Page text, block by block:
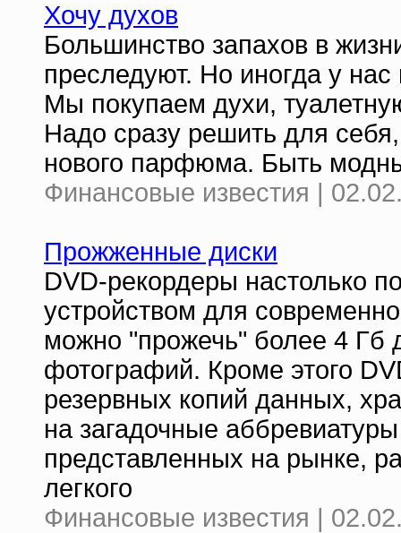
Хочу духов
Большинство запахов в
преследуют. Но иногда у нас
Мы покупаем духи,
Надо сразу решить для
нового парфюма. Быть
Финансовые известия |
Прожженные диски
DVD-рекордеры настолько
устройством для
можно "прожечь" более 4
фотографий. Кроме этого
резервных копий данных,
на загадочные
представленных на рынке,
легкого
Финансовые известия |